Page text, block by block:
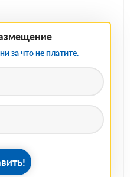
за что не платите.